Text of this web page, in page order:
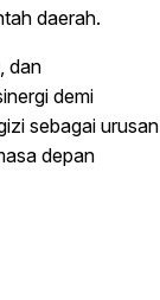
daerah.
dan
demi
sebagai urusan
depan